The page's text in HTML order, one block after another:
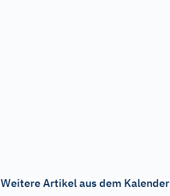
Weitere Artikel aus dem Kalender